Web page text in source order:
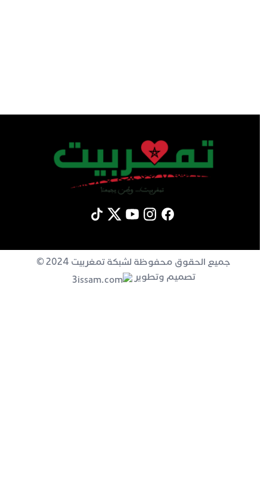
جميع الحقوق محفوظة لشبكة تمغربيت 2024 ©
تصميم وتطوير